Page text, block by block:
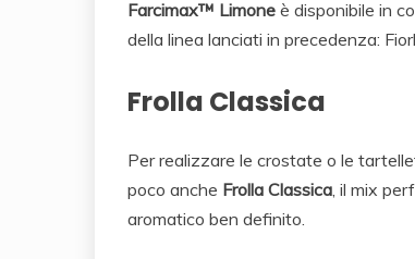
Farcimax™ Limone è disponibile in
della linea lanciati in precedenza:
Frolla Classica
Per realizzare le crostate o le
poco anche Frolla Classica , il mix
aromatico ben definito.